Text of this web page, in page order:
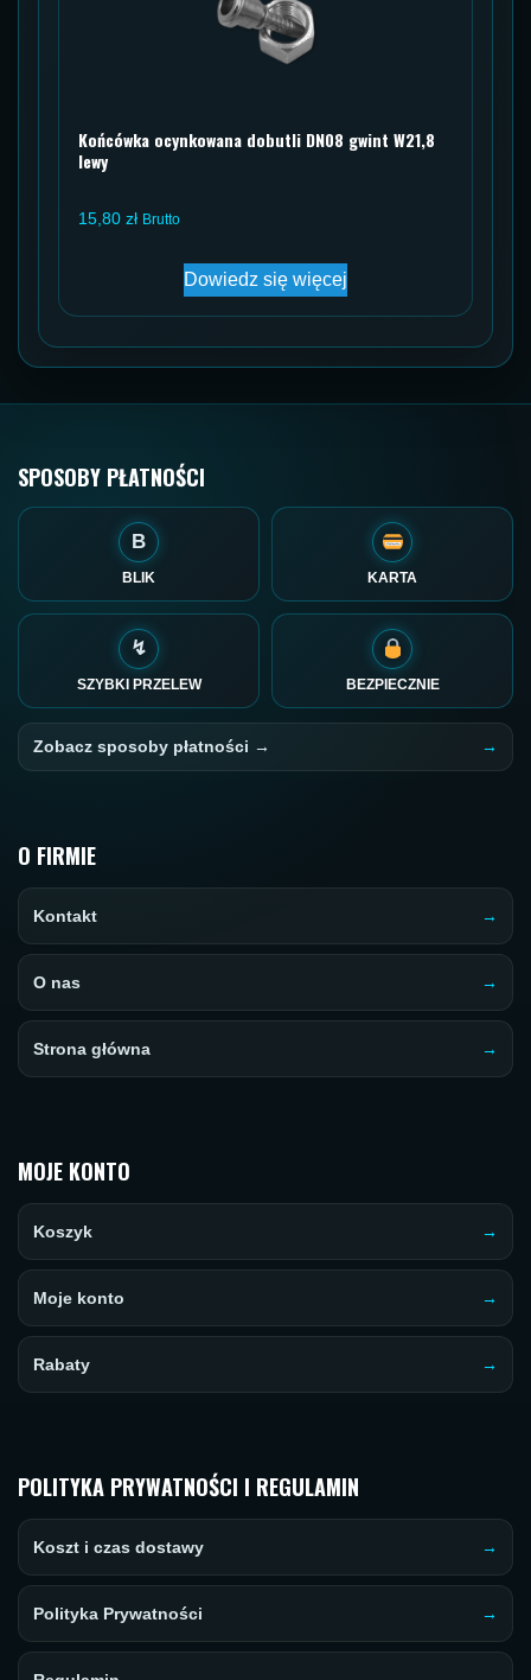
Końcówka ocynkowana dobutli DN08 gwint W21,8
lewy
15,80 zł Brutto
Dowiedz się więcej
SPOSOBY PŁATNOŚCI
B
BLIK KARTA
↯
SZYBKI PRZELEW BEZPIECZNIE
Zobacz sposoby płatności →
O FIRMIE
Kontakt
O nas
Strona główna
MOJE KONTO
Koszyk
Moje konto
Rabaty
POLITYKA PRYWATNOŚCI I REGULAMIN
Koszt i czas dostawy
Polityka Prywatności